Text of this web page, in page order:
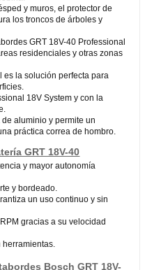
y muros, el protector de
los troncos de árboles y
GRT 18V-40 Professional
residenciales y otras zonas
es la solución perfecta para
18V System y con la
aluminio y permite un
práctica correa de hombro.
GRT 18V-40
y mayor autonomía
y bordeado.
un uso continuo y sin
gracias a su velocidad
Bosch GRT 18V-